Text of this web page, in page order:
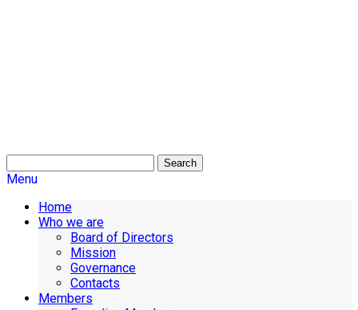
Search
Menu
Home
Who we are
Board of Directors
Mission
Governance
Contacts
Members